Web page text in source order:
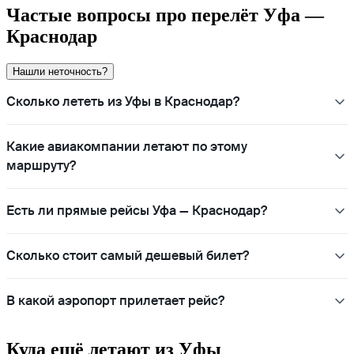
Частые вопросы про перелёт Уфа —
Краснодар
Нашли неточность?
Сколько лететь из Уфы в Краснодар?
Какие авиакомпании летают по этому
маршруту?
Есть ли прямые рейсы Уфа — Краснодар?
Сколько стоит самый дешевый билет?
В какой аэропорт прилетает рейс?
Куда ещё летают из Уфы